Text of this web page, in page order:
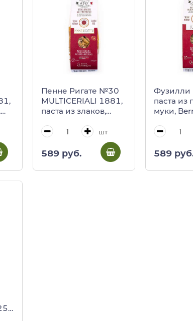
Пенне Ригате №30
MULTICERIALI 1881,
паста из злаков,
шт
589 руб.
паста из
муки,
589